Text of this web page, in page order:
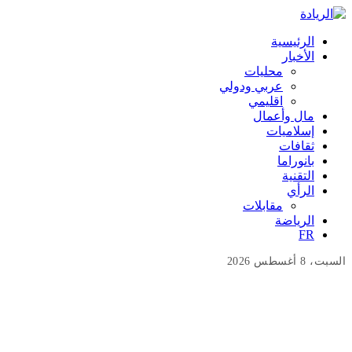
الرئيسية
الأخبار
محليات
عربي ودولي
اقليمي
مال وأعمال
إسلاميات
ثقافات
بانوراما
التقنية
الرأي
مقابلات
الرياضة
FR
السبت، 8 أغسطس 2026